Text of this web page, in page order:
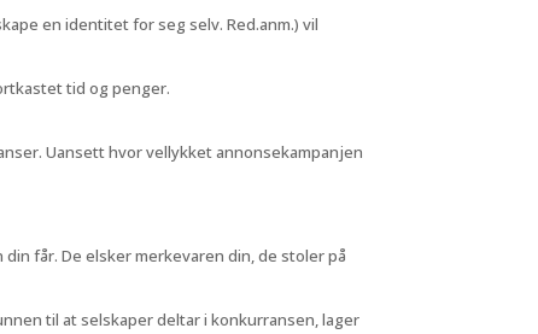
en identitet for seg selv. Red.anm.) vil
tid og penger.
Uansett hvor vellykket annonsekampanjen
får. De elsker merkevaren din, de stoler på
til at selskaper deltar i konkurransen, lager